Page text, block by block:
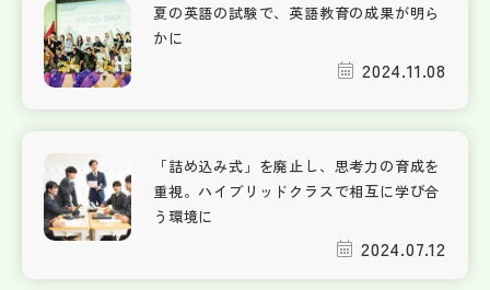
夏の英語の試験で、英語教育の成果が明ら
かに
2024.11.08
「詰め込み式」を廃止し、思考力の育成を
重視。ハイブリッドクラスで相互に学び合
う環境に
2024.07.12